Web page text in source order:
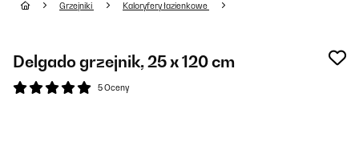
Grzejniki Kaloryfery łazienkowe
Delgado grzejnik, 25 x 120 cm
5 Oceny